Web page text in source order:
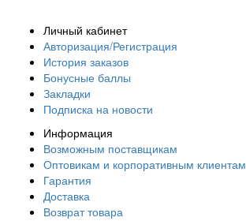
Личный кабинет
Авторизация/Регистрация
История заказов
Бонусные баллы
Закладки
Подписка на новости
Информация
Возможным поставщикам
Оптовикам и корпоративным клиентам
Гарантия
Доставка
Возврат товара